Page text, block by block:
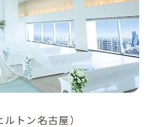
トン名古屋）